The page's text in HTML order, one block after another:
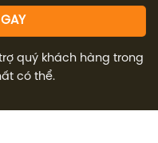
quý khách hàng trong
có thể.